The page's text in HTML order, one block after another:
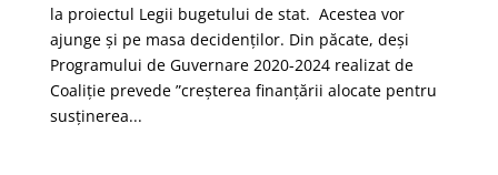
la proiectul Legii bugetului de stat. Acestea vor
ajunge și pe masa decidenților. Din păcate, deși
Programului de Guvernare 2020-2024 realizat de
Coaliție prevede ”creșterea finanțării alocate pentru
susținerea...